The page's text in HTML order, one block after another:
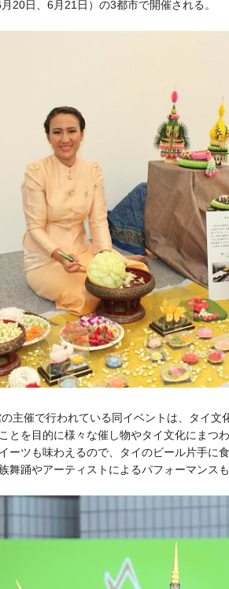
20日、6月21日）の3都市で開催される。
主催で行われている同イベントは、タイ文
とを目的に様々な催し物やタイ文化にまつ
ーツも味わえるので、タイのビール片手に
舞踊やアーティストによるパフォーマンス